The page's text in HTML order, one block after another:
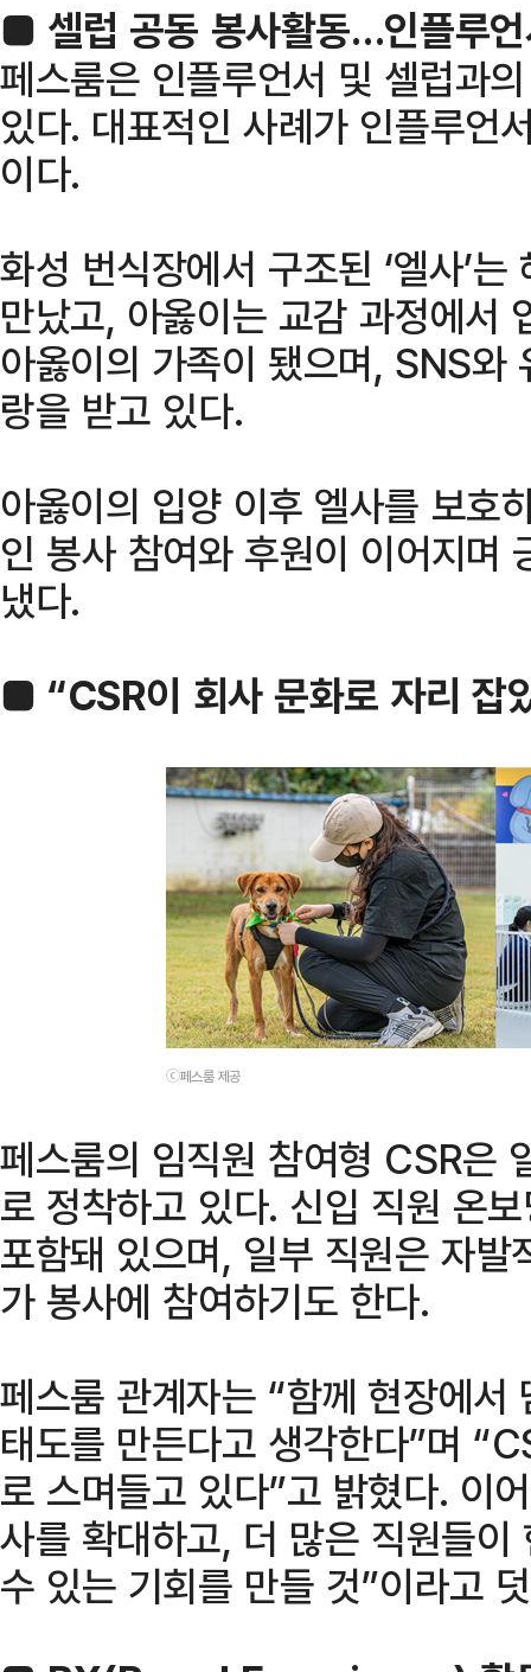
■ 셀럽 공동 봉사활동…인플루
페스룸은 인플루언서 및 셀럽과
있다. 대표적인 사례가 인플루언
이다.
화성 번식장에서 구조된 ‘엘사’
만났고, 아옳이는 교감 과정에서
아옳이의 가족이 됐으며, SNS와
랑을 받고 있다.
아옳이의 입양 이후 엘사를 보호
인 봉사 참여와 후원이 이어지며
냈다.
■ “CSR이 회사 문화로 자리 잡
ⓒ페스룸 제공
페스룸의 임직원 참여형 CSR은
로 정착하고 있다. 신입 직원 온
포함돼 있으며, 일부 직원은 자
가 봉사에 참여하기도 한다.
페스룸 관계자는 “함께 현장에서
태도를 만든다고 생각한다”며
로 스며들고 있다”고 밝혔다. 이
사를 확대하고, 더 많은 직원들
수 있는 기회를 만들 것”이라고